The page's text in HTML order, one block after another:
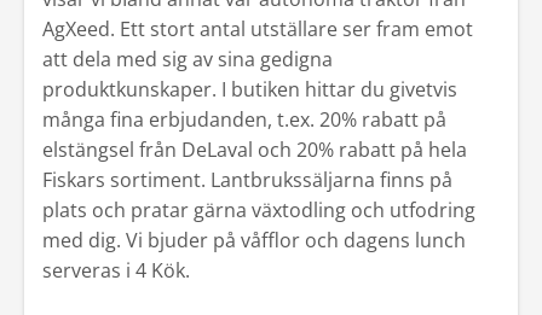
AgXeed. Ett stort antal utställare ser fram emot
att dela med sig av sina gedigna
produktkunskaper. I butiken hittar du givetvis
många fina erbjudanden, t.ex. 20% rabatt på
elstängsel från DeLaval och 20% rabatt på hela
Fiskars sortiment. Lantbrukssäljarna finns på
plats och pratar gärna växtodling och utfodring
med dig. Vi bjuder på våfflor och dagens lunch
serveras i 4 Kök.
Om oss
Kontakt
Mina sidor